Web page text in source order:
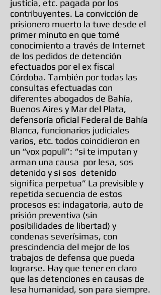
justicia, etc. pagada por los
contribuyentes. La convicción de
prisionero muerto la tuve desde el
primer minuto en que tomé
conocimiento a través de Internet
de los pedidos de detención
efectuados por el ex fiscal
Córdoba. También por todas las
consultas efectuadas con
diferentes abogados de Bahía,
Buenos Aires y Mar del Plata,
defensoría oficial Federal de Bahía
Blanca, funcionarios judiciales
varios, etc. todos coincidieron en
un “vox populi”: “si te imputan y
arman una causa por lesa, sos
detenido y si sos detenido
significa perpetua” La previsible y
repetida secuencia de estos
procesos es: indagatoria, auto de
prisión preventiva (sin
posibilidades de libertad) y
condenas severísimas, con
prescindencia del mejor de los
trabajos de defensa que pueda
lograrse. Hay que tener en claro
que las detenciones en causas de
lesa humanidad, son para siempre.